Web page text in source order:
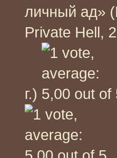
личный ад»
Private Hell,
г.)